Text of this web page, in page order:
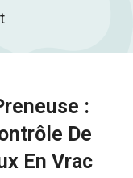
:
De
En Vrac